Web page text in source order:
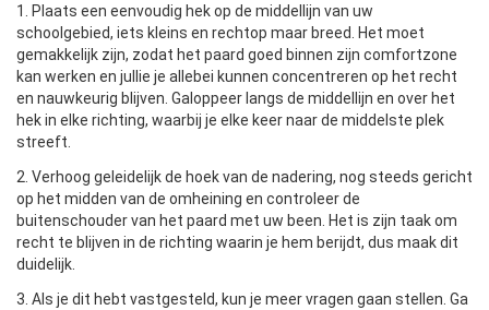
1. Plaats een eenvoudig hek op de middellijn van uw
schoolgebied, iets kleins en rechtop maar breed. Het moet
gemakkelijk zijn, zodat het paard goed binnen zijn comfortzone
kan werken en jullie je allebei kunnen concentreren op het recht
en nauwkeurig blijven. Galoppeer langs de middellijn en over het
hek in elke richting, waarbij je elke keer naar de middelste plek
streeft.
2. Verhoog geleidelijk de hoek van de nadering, nog steeds gericht
op het midden van de omheining en controleer de
buitenschouder van het paard met uw been. Het is zijn taak om
recht te blijven in de richting waarin je hem berijdt, dus maak dit
duidelijk.
3. Als je dit hebt vastgesteld, kun je meer vragen gaan stellen. Ga